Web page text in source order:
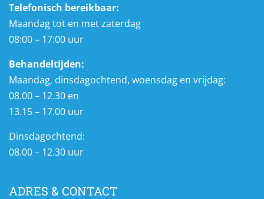
Telefonisch bereikbaar:
Maandag tot en met zaterdag
08:00 – 17:00 uur
Behandeltijden:
Maandag, dinsdagochtend, woensdag en vrijdag:
08.00 – 12.30 en
13.15 – 17.00 uur
Dinsdagochtend:
08.00 – 12.30 uur
ADRES & CONTACT